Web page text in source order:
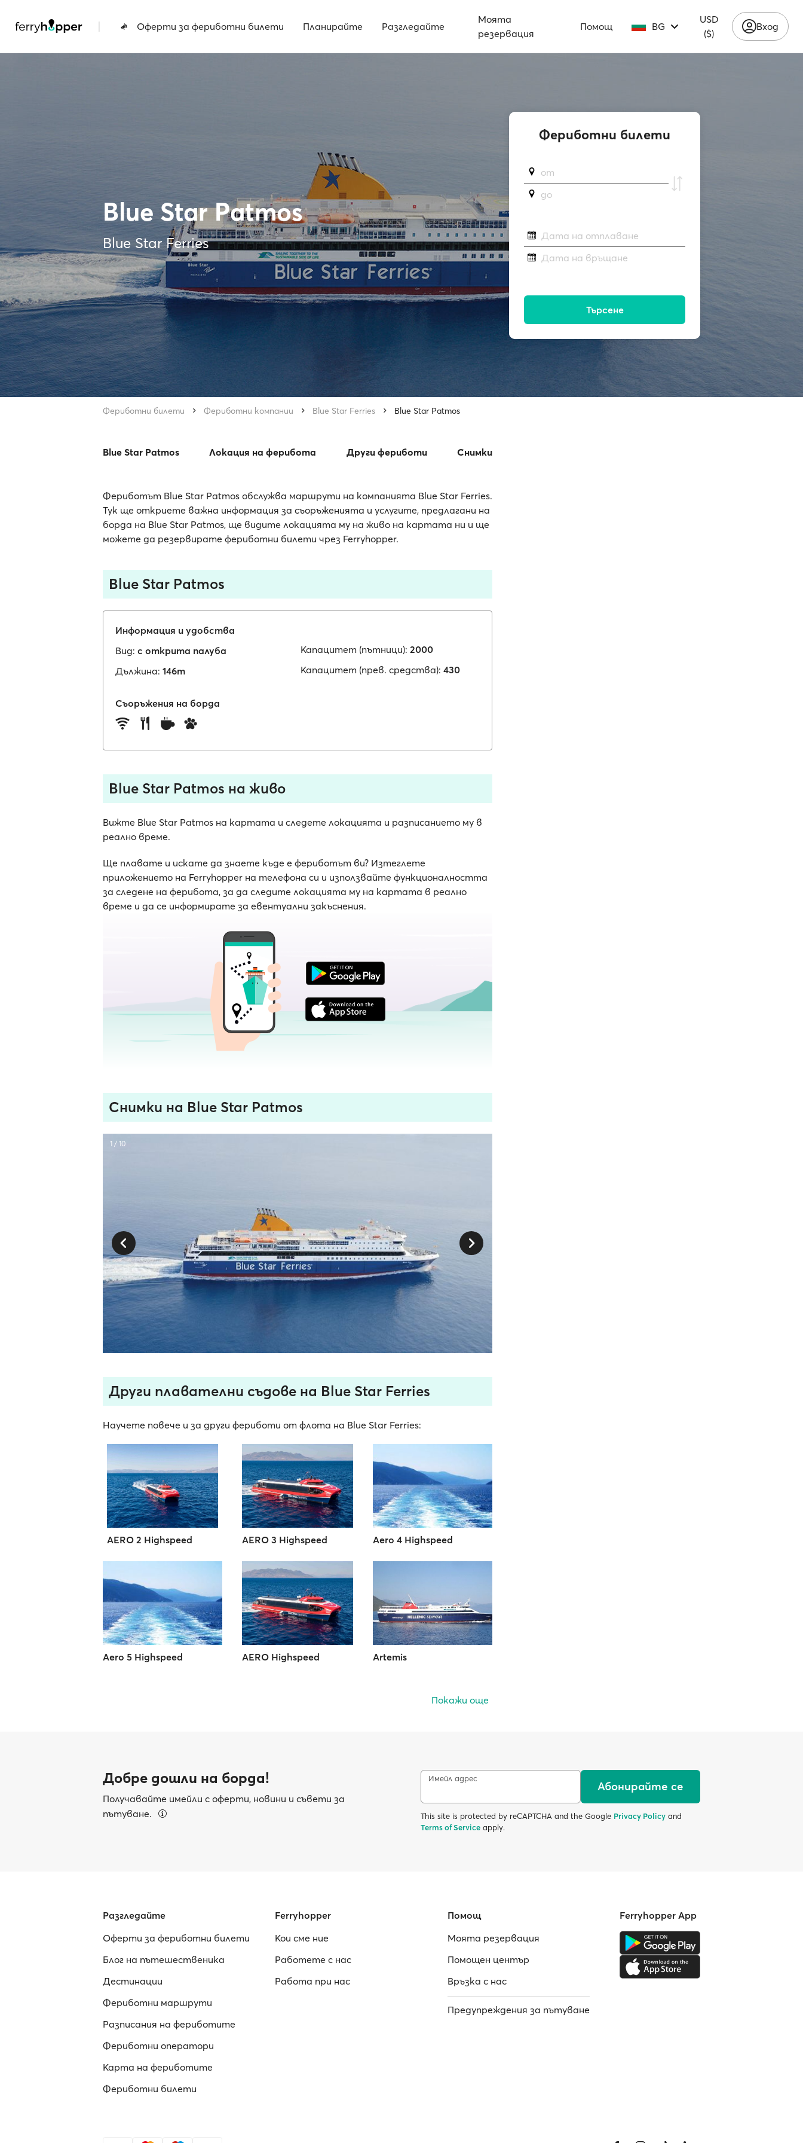
| Оферти за фериботни билети Планирайте Разгледайте
Моята
резервация
Помощ BG
USD
($)
Вход
Blue Star Patmos
Blue Star Ferries
Фериботни билети Фериботни компании Blue Star Ferries Blue Star Patmos
Blue Star Patmos Локация на ферибота Други фериботи Снимки
Фериботът Blue Star Patmos обслужва маршрути на компанията Blue Star Ferries.
Тук ще откриете важна информация за съоръженията и услугите, предлагани на
борда на Blue Star Patmos, ще видите локацията му на живо на картата ни и ще
можете да резервирате фериботни билети чрез Ferryhopper.
Blue Star Patmos
Информация и удобства
Вид: с открита палуба
Дължина: 146m
Капацитет (пътници): 2000
Капацитет (прев. средства): 430
Съоръжения на борда
Blue Star Patmos на живо
Вижте Blue Star Patmos на картата и следете локацията и разписанието му в
реално време.
Ще плавате и искате да знаете къде е фериботът ви? Изтеглете
приложението на Ferryhopper на телефона си и използвайте функционалността
за следене на ферибота, за да следите локацията му на картата в реално
време и да се информирате за евентуални закъснения.
Снимки на Blue Star Patmos
1 / 10
Други плавателни съдове на Blue Star Ferries
Научете повече и за други фериботи от флота на Blue Star Ferries:
AERO 2 Highspeed AERO 3 Highspeed Aero 4 Highspeed
Aero 5 Highspeed AERO Highspeed Artemis
Покажи още
Фериботни билети
от
до
Дата на отплаване
Дата на връщане
Търсене
Добре дошли на борда!
Получавайте имейли с оферти, новини и съвети за
пътуване.
Имейл адрес
Абонирайте се
This site is protected by reCAPTCHA and the Google Privacy Policy and
Terms of Service apply.
Разгледайте
Оферти за фериботни билети
Блог на пътешественика
Дестинации
Фериботни маршрути
Разписания на фериботите
Фериботни оператори
Карта на фериботите
Фериботни билети
Ferryhopper
Кои сме ние
Работете с нас
Работa при нас
Помощ
Моята резервация
Помощен център
Връзка с нас
Предупреждения за пътуване
Ferryhopper App